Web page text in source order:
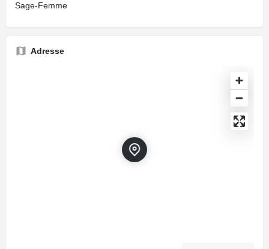
Sage-Femme
Adresse